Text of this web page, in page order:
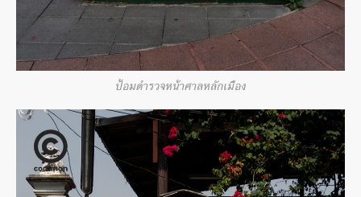
ป้อมตำรวจหน้าศาลหลักเมือง